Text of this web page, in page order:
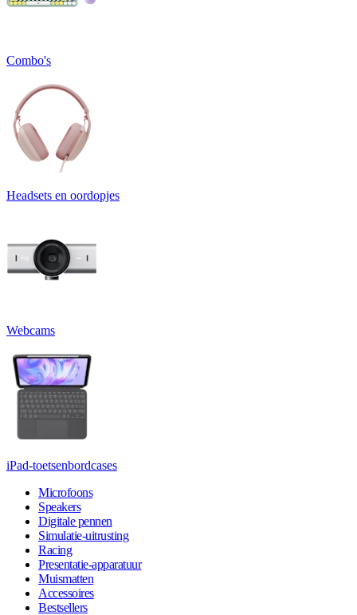
Combo's
Headsets en oordopjes
Webcams
iPad-toetsenbordcases
Microfoons
Speakers
Digitale pennen
Simulatie-uitrusting
Racing
Presentatie-apparatuur
Muismatten
Accessoires
Bestsellers